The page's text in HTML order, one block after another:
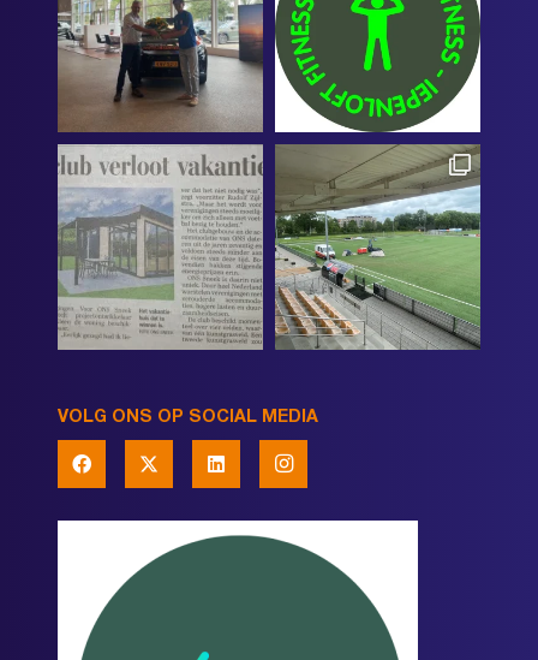
VOLG ONS OP SOCIAL MEDIA